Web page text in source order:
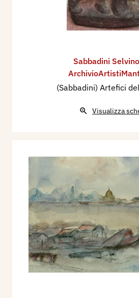
Sabbadini Selvino
(Sabbadini) Artefici
Visualizza